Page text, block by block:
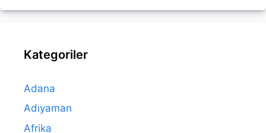
Kategoriler
Adana
Adıyaman
Afrika